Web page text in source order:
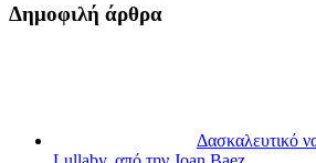
Δημοφιλή άρθρα
Δασκαλευτικό